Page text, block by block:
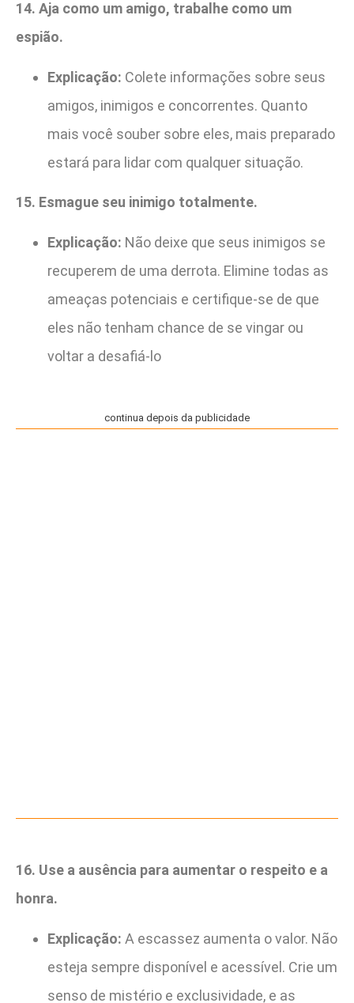
14. Aja como um amigo, trabalhe como um
espião.
Explicação: Colete informações sobre seus
amigos, inimigos e concorrentes. Quanto
mais você souber sobre eles, mais preparado
estará para lidar com qualquer situação.
15. Esmague seu inimigo totalmente.
Explicação: Não deixe que seus inimigos se
recuperem de uma derrota. Elimine todas as
ameaças potenciais e certifique-se de que
eles não tenham chance de se vingar ou
voltar a desafiá-lo
continua depois da publicidade
16. Use a ausência para aumentar o respeito e a
honra.
Explicação: A escassez aumenta o valor. Não
esteja sempre disponível e acessível. Crie um
senso de mistério e exclusividade, e as